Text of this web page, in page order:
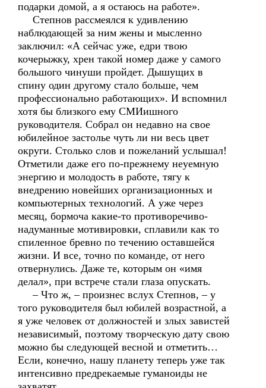
подарки домой, а я остаюсь на работе».
Степнов рассмеялся к удивлению
наблюдающей за ним жены и мысленно
заключил: «А сейчас уже, едри твою
кочерыжку, хрен такой номер даже у самого
большого чинуши пройдет. Дышущих в
спину один другому стало больше, чем
профессионально работающих». И вспомнил
хотя бы близкого ему СМИишного
руководителя. Собрал он недавно на свое
юбилейное застолье чуть ли ни весь цвет
округи. Столько слов и пожеланий услышал!
Отметили даже его по-прежнему неуемную
энергию и молодость в работе, тягу к
внедрению новейших организационных и
компьютерных технологий. А уже через
месяц, бормоча какие-то противоречиво-
надуманные мотивировки, сплавили как то
спиленное бревно по течению оставшейся
жизни. И все, точно по команде, от него
отвернулись. Даже те, которым он «имя
делал», при встрече стали глаза опускать.
– Что ж, – произнес вслух Степнов, – у
того руководителя был юбилей возрастной, а
я уже человек от должностей и злых завистей
независимый, поэтому творческую дату свою
можно бы следующей весной и отметить…
Если, конечно, нашу планету теперь уже так
интенсивно предрекаемые гуманоиды не